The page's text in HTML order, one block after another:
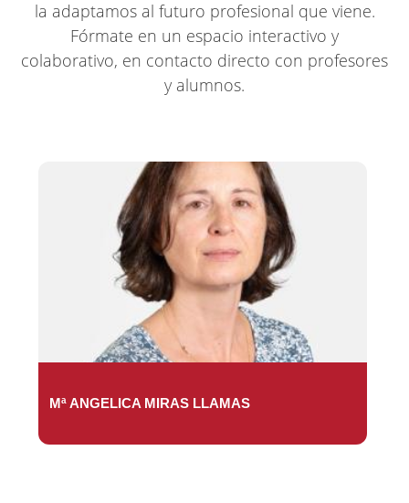
la adaptamos al futuro profesional que viene.
Fórmate en un espacio interactivo y
colaborativo, en contacto directo con profesores
y alumnos.
Mª ANGELICA MIRAS LLAMAS